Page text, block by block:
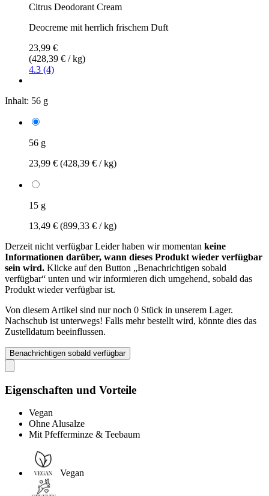
Citrus Deodorant Cream
Deocreme mit herrlich frischem Duft
23,99 €
(428,39 € / kg)
4.3 (4)
Inhalt: 56 g
56 g
23,99 € (428,39 € / kg)
15 g
13,49 € (899,33 € / kg)
Derzeit nicht verfügbarLeider haben wir momentan keine
Informationen darüber, wann dieses Produkt wieder verfügbar
sein wird. Klicke auf den Button „Benachrichtigen sobald
verfügbar“ unten und wir informieren dich umgehend, sobald das
Produkt wieder verfügbar ist.
Von diesem Artikel sind nur noch 0 Stück in unserem Lager.
Nachschub ist unterwegs! Falls mehr bestellt wird, könnte dies das
Zustelldatum beeinflussen.
Benachrichtigen sobald verfügbar
Eigenschaften und Vorteile
Vegan
Ohne Alusalze
Mit Pfefferminze & Teebaum
Vegan